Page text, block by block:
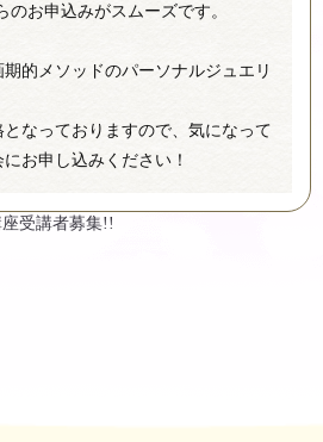
のお申込みがスムーズです。
的メソッドのパーソナルジュエリ
なっておりますので、気になって
お申し込みください！
受講者募集!!